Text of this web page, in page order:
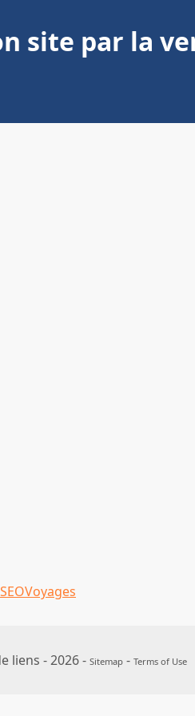
site par la
SEOVoyages
liens - 2026 - Sitemap- Terms of Use